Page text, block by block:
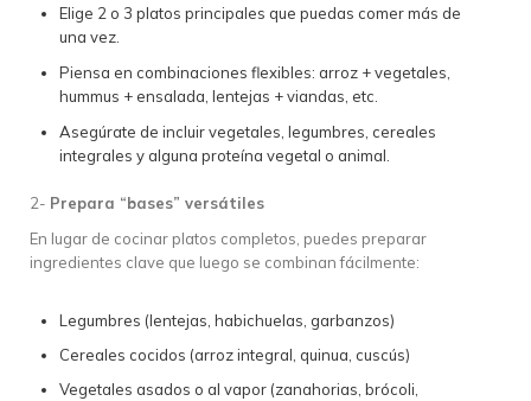
Elige 2 o 3 platos principales que puedas comer más de
una vez.
Piensa en combinaciones flexibles: arroz + vegetales,
hummus + ensalada, lentejas + viandas, etc.
Asegúrate de incluir vegetales, legumbres, cereales
integrales y alguna proteína vegetal o animal.
2- Prepara “bases” versátiles
En lugar de cocinar platos completos, puedes preparar
ingredientes clave que luego se combinan fácilmente:
Legumbres (lentejas, habichuelas, garbanzos)
Cereales cocidos (arroz integral, quinua, cuscús)
Vegetales asados o al vapor (zanahorias, brócoli,